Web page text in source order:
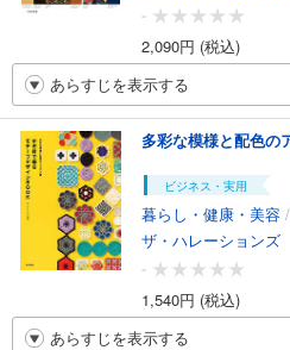
-
2,090円 (税込)
あらすじを表示する
多彩な模様と配色の
ビジネス・実用
暮らし・健康・美容 /
ザ・ハレーションズ
-
1,540円 (税込)
あらすじを表示する